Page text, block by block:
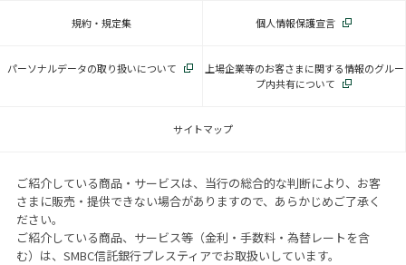
規約・規定集 個人情報保護宣言
パーソナルデータの取り扱いについて
上場企業等のお客さまに関する情報のグルー
プ内共有について
サイトマップ
ご紹介している商品・サービスは、当行の総合的な判断により、お客
さまに販売・提供できない場合がありますので、あらかじめご了承く
ださい。
ご紹介している商品、サービス等（金利・手数料・為替レートを含
む）は、SMBC信託銀行プレスティアでお取扱いしています。